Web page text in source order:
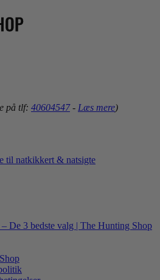
på tlf: 40604547- Læs mere)
til natkikkert & natsigte
De 3 bedste valg | The Hunting Shop